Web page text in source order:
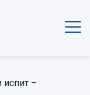
испит –